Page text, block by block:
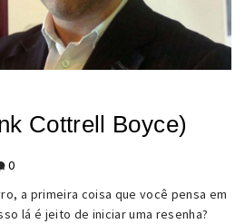
Cottrell Boyce)
0
a primeira coisa que você pensa em
lá é jeito de iniciar uma resenha?